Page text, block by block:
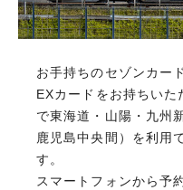
お手持ちのセゾンカー
EXカードをお持ちい
で東海道・山陽・九州
鹿児島中央間）を利用
す。
スマートフォンから予